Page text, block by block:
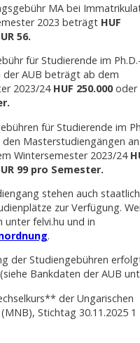
MA bei
2023 beträgt HUF
56.
für Studierende im Ph.D.-
der AUB beträgt ab dem
2023/24 HUF 250.000oder
für Studierende im
Masterstudiengängen
Wintersemester 2023/24
99 pro Semester.
stehen auch staatlich
zur Verfügung.
unter felvi.hu und in
.
der Studiengebühren
Bankdaten der AUB
der Ungarischen
Stichtag 30.11.2025 1